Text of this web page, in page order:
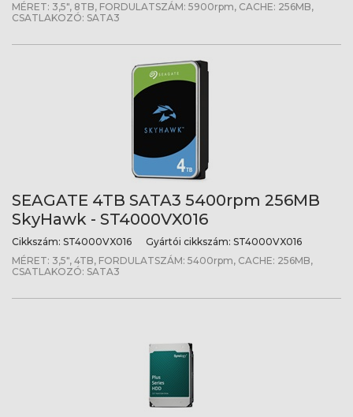
MÉRET: 3,5", 8TB, FORDULATSZÁM: 5900rpm, CACHE: 256MB,
CSATLAKOZÓ: SATA3
SEAGATE 4TB SATA3 5400rpm 256MB
SkyHawk - ST4000VX016
Cikkszám: ST4000VX016 Gyártói cikkszám: ST4000VX016
MÉRET: 3,5", 4TB, FORDULATSZÁM: 5400rpm, CACHE: 256MB,
CSATLAKOZÓ: SATA3